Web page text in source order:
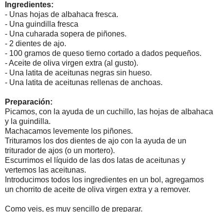
Ingredientes:
- Unas hojas de albahaca fresca.
- Una guindilla fresca
- Una cuharada sopera de piñones.
- 2 dientes de ajo.
- 100 gramos de queso tierno cortado a dados pequeños.
- Aceite de oliva virgen extra (al gusto).
- Una latita de aceitunas negras sin hueso.
- Una latita de aceitunas rellenas de anchoas.
Preparación:
Picamos, con la ayuda de un cuchillo, las hojas de albahaca
y la guindilla.
Machacamos levemente los piñones.
Trituramos los dos dientes de ajo con la ayuda de un
triturador de ajos (o un mortero).
Escurrimos el líquido de las dos latas de aceitunas y
vertemos las aceitunas.
Introducimos todos los ingredientes en un bol, agregamos
un chorrito de aceite de oliva virgen extra y a remover.
Como veis, es muy sencillo de preparar.